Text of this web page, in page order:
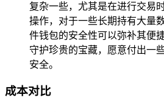
复杂一些，尤其是在进行交易
操作，对于一些长期持有大量
件钱包的安全性可以弥补其便
守护珍贵的宝藏，愿意付出一
安全。
成本对比